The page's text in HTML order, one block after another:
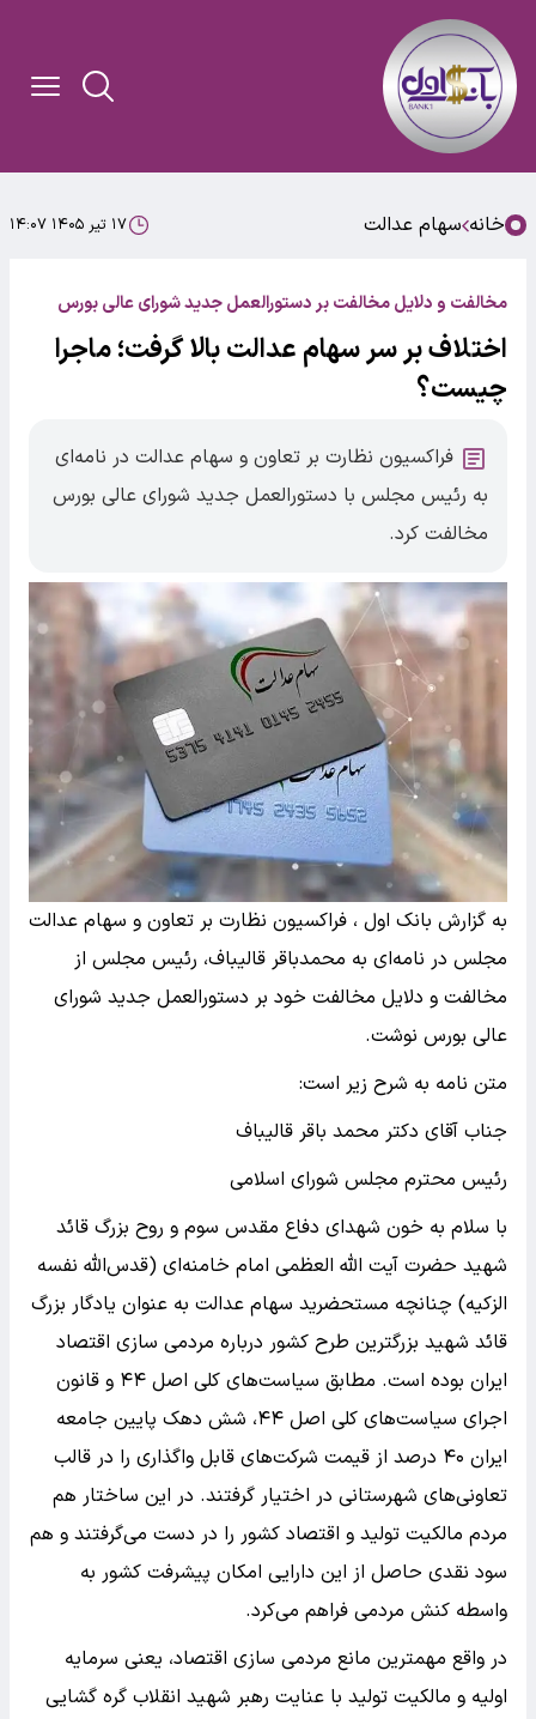
خانه سهام عدالت ۱۷ تیر ۱۴۰۵ ۱۴:۰۷
مخالفت و دلایل مخالفت بر دستورالعمل جدید شورای عالی بورس
اختلاف بر سر سهام عدالت بالا گرفت؛ ماجرا
چیست؟
فراکسیون نظارت بر تعاون و سهام عدالت در نامه‌ای
به رئیس مجلس با دستورالعمل جدید شورای عالی بورس
مخالفت کرد.
به گزارش بانک اول ، فراکسیون نظارت بر تعاون و سهام عدالت
مجلس در نامه‌ای به محمدباقر قالیباف، رئیس مجلس از
مخالفت و دلایل مخالفت خود بر دستورالعمل جدید شورای
عالی بورس نوشت.
متن نامه به شرح زیر است:
جناب آقای دکتر محمد باقر قالیباف
رئیس محترم مجلس شورای اسلامی
با سلام به خون شهدای دفاع مقدس سوم و روح بزرگ قائد
شهید حضرت آیت الله العظمی امام خامنه‌ای (قدس‌الله نفسه
الزکیه) چنانچه مستحضرید سهام عدالت به عنوان یادگار بزرگ
قائد شهید بزرگترین طرح کشور درباره مردمی سازی اقتصاد
ایران بوده است. مطابق سیاست‌های کلی اصل ۴۴ و قانون
اجرای سیاست‌های کلی اصل ۴۴، شش دهک پایین جامعه
ایران ۴۰ درصد از قیمت شرکت‌های قابل واگذاری را در قالب
تعاونی‌های شهرستانی در اختیار گرفتند. در این ساختار هم
مردم مالکیت تولید و اقتصاد کشور را در دست می‌گرفتند و هم
سود نقدی حاصل از این دارایی امکان پیشرفت کشور به
واسطه کنش مردمی فراهم می‌کرد.
در واقع مهمترین مانع مردمی سازی اقتصاد، یعنی سرمایه
اولیه و مالکیت تولید با عنایت رهبر شهید انقلاب گره گشایی